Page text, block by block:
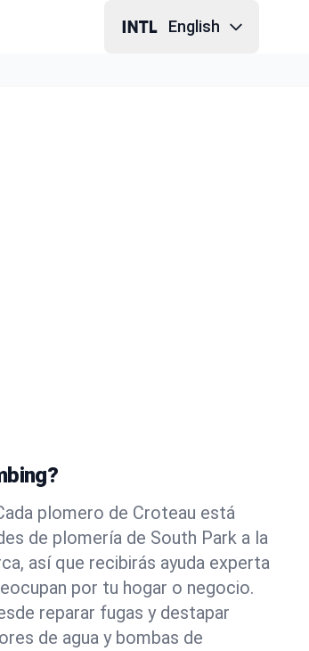
English
plomero de Croteau está
de plomería de South Park a la
así que recibirás ayuda experta
por tu hogar o negocio.
reparar fugas y destapar
de agua y bombas de